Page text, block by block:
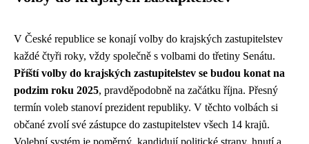
V České republice se konají volby do krajských zastupitelstev
každé čtyři roky, vždy společně s volbami do třetiny Senátu.
Příští volby do krajských zastupitelstev se budou konat na
podzim roku 2025, pravděpodobně na začátku října. Přesný
termín voleb stanoví prezident republiky. V těchto volbách si
občané zvolí své zástupce do zastupitelstev všech 14 krajů.
Volební systém je poměrný, kandidují politické strany, hnutí a